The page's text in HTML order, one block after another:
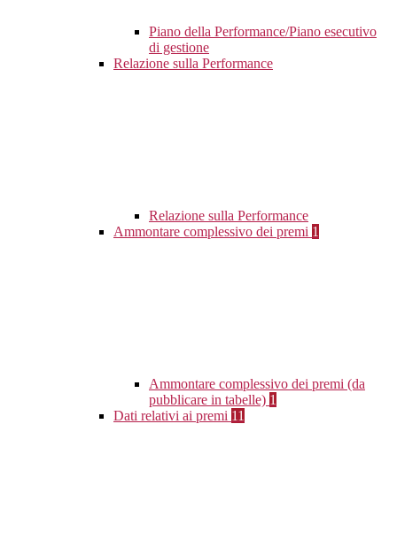
Piano della Performance/Piano esecutivo
di gestione
Relazione sulla Performance
Relazione sulla Performance
Ammontare complessivo dei premi 1
Ammontare complessivo dei premi (da
pubblicare in tabelle) 1
Dati relativi ai premi 11